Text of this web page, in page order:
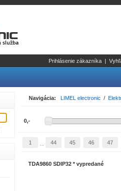
Prihlásenie zákazníka |
Navigácia: LIMEL electronic /
1 44 45 46 47
TDA9860 SDIP32 * vypredané